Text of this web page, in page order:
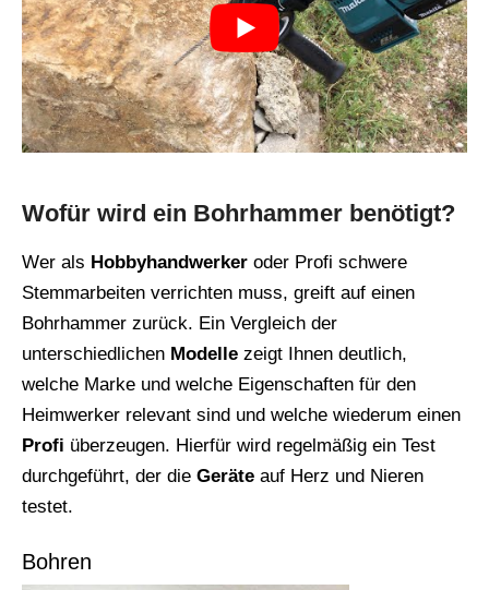
Wofür wird ein Bohrhammer benötigt?
Wer als Hobbyhandwerker oder Profi schwere
Stemmarbeiten verrichten muss, greift auf einen
Bohrhammer zurück. Ein Vergleich der
unterschiedlichen Modelle zeigt Ihnen deutlich,
welche Marke und welche Eigenschaften für den
Heimwerker relevant sind und welche wiederum einen
Profi überzeugen. Hierfür wird regelmäßig ein Test
durchgeführt, der die Geräte auf Herz und Nieren
testet.
Bohren